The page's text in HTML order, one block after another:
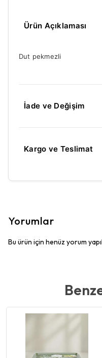
Ürün Açıklaması
Dut pekmezli
İade ve Değişim
Kargo ve Teslimat
Yorumlar
Bu ürün için henüz yorum